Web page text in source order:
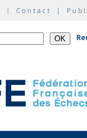
| Contact |